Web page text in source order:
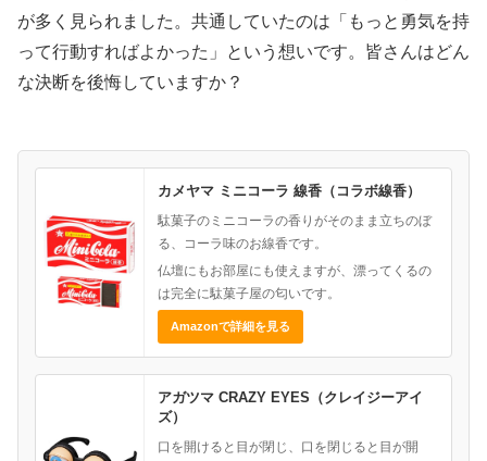
が多く見られました。共通していたのは「もっと勇気を持
って行動すればよかった」という想いです。皆さんはどん
な決断を後悔していますか？
カメヤマ ミニコーラ 線香（コラボ線香）
駄菓子のミニコーラの香りがそのまま立ちのぼ
る、コーラ味のお線香です。
仏壇にもお部屋にも使えますが、漂ってくるの
は完全に駄菓子屋の匂いです。
Amazonで詳細を見る
アガツマ CRAZY EYES（クレイジーアイ
ズ）
口を開けると目が閉じ、口を閉じると目が開